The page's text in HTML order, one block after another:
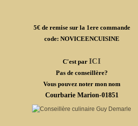
5€ de remise sur la 1ere commande
code: NOVICEENCUISINE
C'est par ICI
Pas de conseillère?
Vous pouvez noter mon nom
Courbarie Marion-01851